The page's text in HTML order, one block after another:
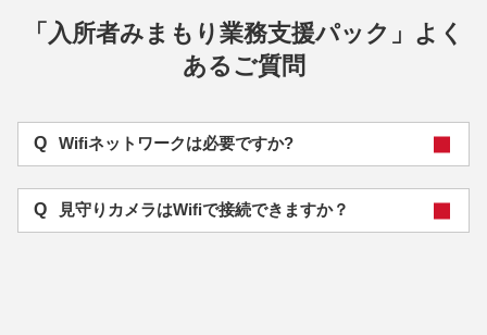
「入所者みまもり業務支援パック」よく
あるご質問
Q Wifiネットワークは必要ですか?
Q 見守りカメラはWifiで接続できますか？